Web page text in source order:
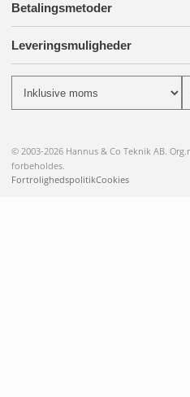
Betalingsmetoder
Leveringsmuligheder
© 2003-2026 Hannus & Co Teknik AB.
forbeholdes.
FortrolighedspolitikCookies